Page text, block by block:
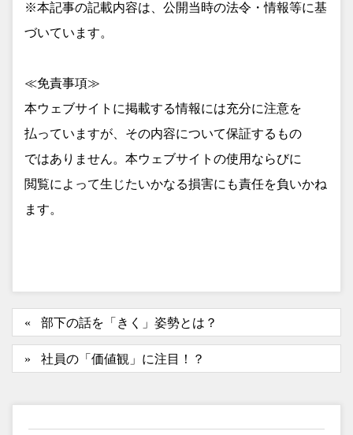
※本記事の記載内容は、公開当時の法令・情報等に基
づいています。
≪免責事項≫
本ウェブサイトに掲載する情報には充分に注意を
払っていますが、その内容について保証するもの
ではありません。本ウェブサイトの使用ならびに
閲覧によって生じたいかなる損害にも責任を負いかね
ます。
部下の話を「きく」姿勢とは？
社員の「価値観」に注目！？